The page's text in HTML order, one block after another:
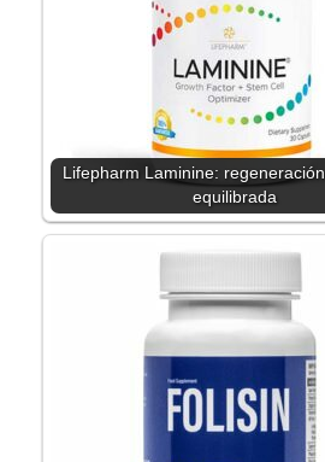
Lifepharm Laminine:
equilibrada